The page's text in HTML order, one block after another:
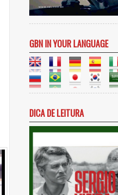
GBN IN YOUR LANGUAGE
DICA DE LEITURA